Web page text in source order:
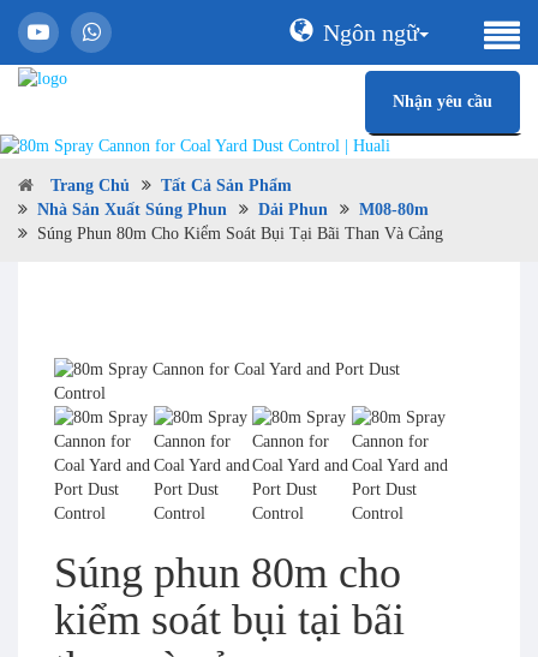
Ngôn ngữ
Nhận yêu cầu
Trang Chủ
Tất Cả Sản Phẩm
Nhà Sản Xuất Súng Phun
Dải Phun
M08-80m
Súng Phun 80m Cho Kiểm Soát Bụi Tại Bãi Than Và Cảng
Súng phun 80m cho
kiểm soát bụi tại bãi